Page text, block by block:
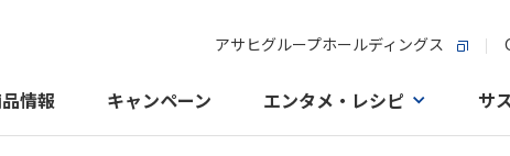
アサヒグループホールディングス
情報 キャンペーン エンタメ・レシピ サ